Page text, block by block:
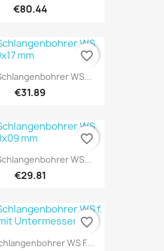
€80.44
WS...
€31.89
favorite_border
WS...
€29.81
favorite_border
WS F....
favorite_border